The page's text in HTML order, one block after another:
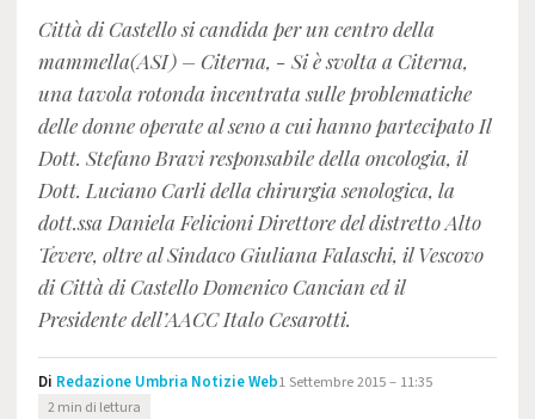
Città di Castello si candida per un centro della
mammella(ASI) – Citerna, - Si è svolta a Citerna,
una tavola rotonda incentrata sulle problematiche
delle donne operate al seno a cui hanno partecipato Il
Dott. Stefano Bravi responsabile della oncologia, il
Dott. Luciano Carli della chirurgia senologica, la
dott.ssa Daniela Felicioni Direttore del distretto Alto
Tevere, oltre al Sindaco Giuliana Falaschi, il Vescovo
di Città di Castello Domenico Cancian ed il
Presidente dell’AACC Italo Cesarotti.
Di Redazione Umbria Notizie Web1 Settembre 2015 – 11:35
2 min di lettura